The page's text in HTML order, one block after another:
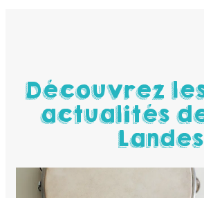
Découvrez
actualités
Landes